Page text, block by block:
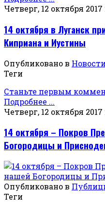
Четверг, 12 октября 2017
14 октября в Луганск
Киприана и Иустины
Опубликовано в Новости
Теги
Станьте первым
Подробнее ...
Четверг, 12 октября 2017
14 октября – Покров
Богородицы и
Опубликовано в
Теги